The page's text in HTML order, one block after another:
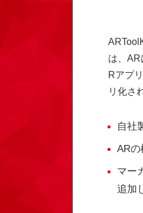
は、AR
Rアプ
リ化さ
自社
AR
マー
追加